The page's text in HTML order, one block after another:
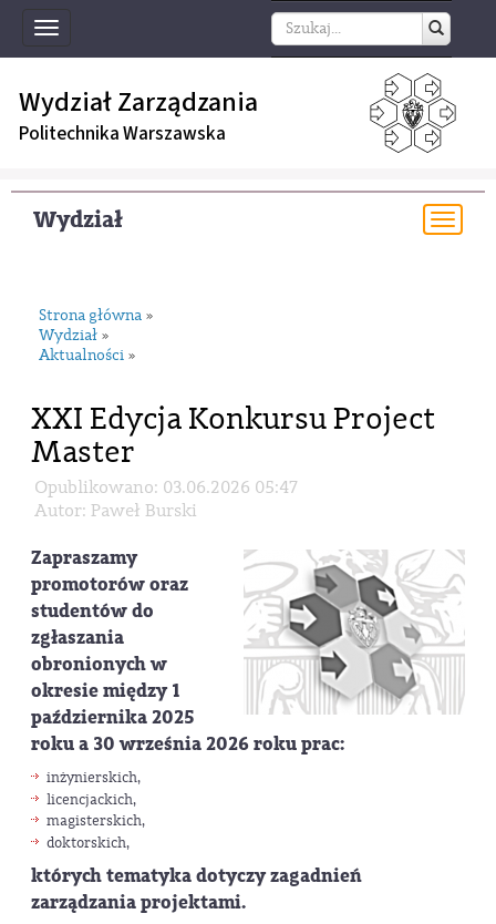
Toggle
navigation
Wydział Zarządzania
Politechnika Warszawska
Wydział
Strona główna »
Wydział »
Aktualności »
XXI Edycja Konkursu Project
Master
Opublikowano: 03.06.2026 05:47
Autor: Paweł Burski
Zapraszamy
promotorów oraz
studentów do
zgłaszania
obronionych w
okresie między 1
października 2025
roku a 30 września 2026 roku prac:
inżynierskich,
licencjackich,
magisterskich,
doktorskich,
których tematyka dotyczy zagadnień
zarządzania projektami.